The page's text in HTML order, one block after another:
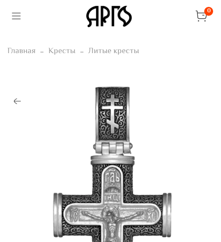
0
Главная Кресты Литые кресты